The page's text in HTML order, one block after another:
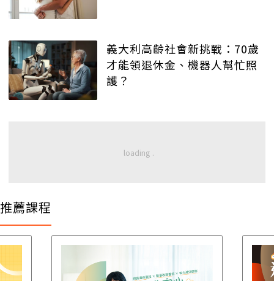
義大利高齡社會新挑戰：70歲
才能領退休金、機器人幫忙照
護？
推薦課程